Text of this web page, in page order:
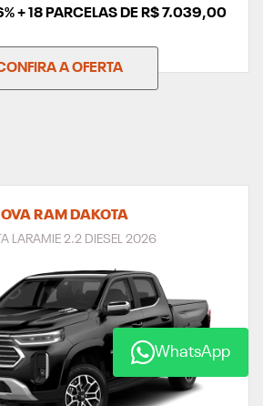
+ 18 PARCELAS DE R$ 7.039,00
A OFERTA
RAM DAKOTA
LARAMIE 2.2 DIESEL 2026
WhatsApp